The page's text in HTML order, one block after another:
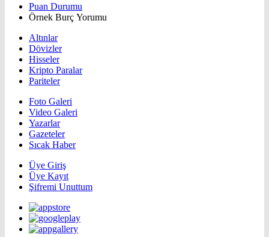
Puan Durumu
Örnek Burç Yorumu
Altınlar
Dövizler
Hisseler
Kripto Paralar
Pariteler
Foto Galeri
Video Galeri
Yazarlar
Gazeteler
Sıcak Haber
Üye Giriş
Üye Kayıt
Şifremi Unuttum